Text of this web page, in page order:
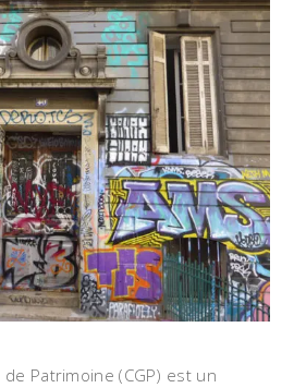
Patrimoine (CGP) est un